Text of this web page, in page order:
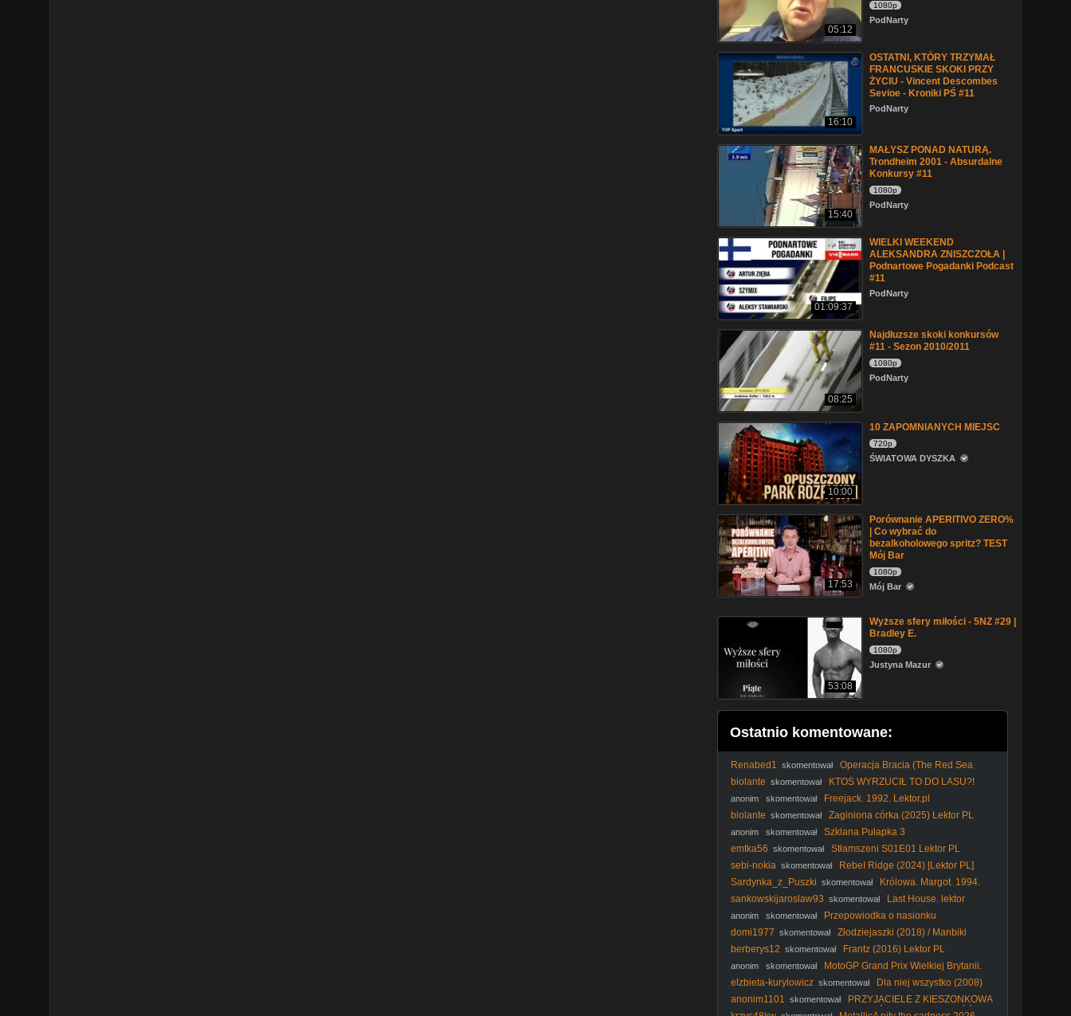
05:12
1080p
PodNarty
16:10
OSTATNI, KTÓRY TRZYMAŁ
FRANCUSKIE SKOKI PRZY
ŻYCIU - Vincent Descombes
Sevioe - Kroniki PŚ #11
PodNarty
15:40
MAŁYSZ PONAD NATURĄ.
Trondheim 2001 - Absurdalne
Konkursy #11
1080p
PodNarty
01:09:37
WIELKI WEEKEND
ALEKSANDRA ZNISZCZOŁA |
Podnartowe Pogadanki Podcast
#11
PodNarty
08:25
Najdłuzsze skoki konkursów
#11 - Sezon 2010/2011
1080p
PodNarty
10:00
10 ZAPOMNIANYCH MIEJSC
720p
ŚWIATOWA DYSZKA
17:53
Porównanie APERITIVO ZERO%
| Co wybrać do
bezalkoholowego spritz? TEST
Mój Bar
1080p
Mój Bar
53:08
Wyższe sfery miłości - 5NZ #29 |
Bradley E.
1080p
Justyna Mazur
Ostatnio komentowane:
Renabed1 skomentował
Operacja Bracia (The Red Sea
Diving Resort2019) Lektor Pl 1080p.
biolante skomentował
KTOŚ WYRZUCIŁ TO DO LASU?!
Spacer z Nelą i szokujące znalezisko!
anonim skomentował
Freejack. 1992. Lektor.pl
biolante skomentował Zaginiona córka (2025) Lektor PL
anonim skomentował
Szklana Pułapka 3
emtka56 skomentował
Stłamszeni S01E01 Lektor PL
sebi-nokia skomentował
RebeI Ridge (2024) [Lektor PL]
Sardynka_z_Puszki skomentował
Królowa. Margot. 1994.
Lektor.pl
sankowskijaroslaw93 skomentował Last House. lektor
anonim skomentował
Przepowiodka o nasionku
domi1977 skomentował
Złodziejaszki (2018) / Manbiki
Kazoku
berberys12 skomentował Frantz (2016) Lektor PL
anonim skomentował
MotoGP Grand Prix Wielkiej Brytanii.
SPRINT Polski komentarz 2026-08-08 16-45-26
elzbieta-kurylowicz skomentował
Dla niej wszystko (2008)
Lektor PL
anonim1101 skomentował
PRZYJACIELE Z KIESZONKOWA
| SEZON 2 | ODCINEK 26 | POWRÓT DO DOMU CZĘŚĆ 2 |